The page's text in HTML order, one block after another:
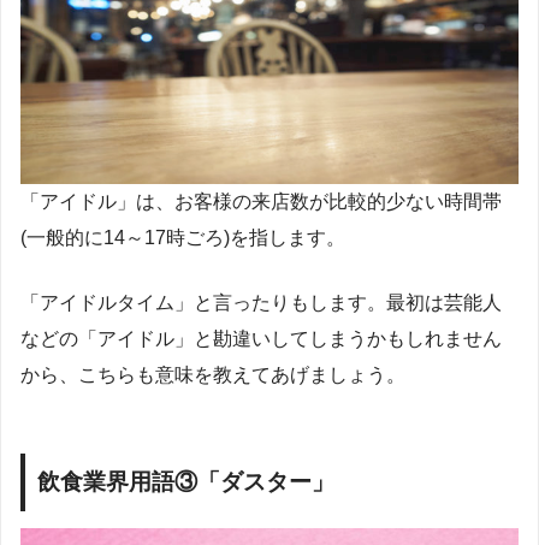
「アイドル」は、お客様の来店数が比較的少ない時間帯
(一般的に14～17時ごろ)を指します。
「アイドルタイム」と言ったりもします。最初は芸能人
などの「アイドル」と勘違いしてしまうかもしれません
から、こちらも意味を教えてあげましょう。
飲食業界用語③「ダスター」